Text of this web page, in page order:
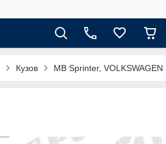
Кузов MB Sprinter,